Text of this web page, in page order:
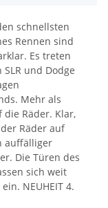
schnellsten
Rennen sind
Es treten
und Dodge
Mehr als
die Räder. Klar,
Räder auf
auffälliger
Die Türen des
sich weit
NEUHEIT 4.